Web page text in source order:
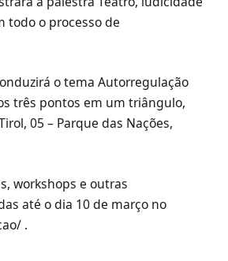
todo o processo de
o tema Autorregulação
três pontos em um triângulo,
05 – Parque das Nações,
workshops e outras
até o dia 10 de março no
.